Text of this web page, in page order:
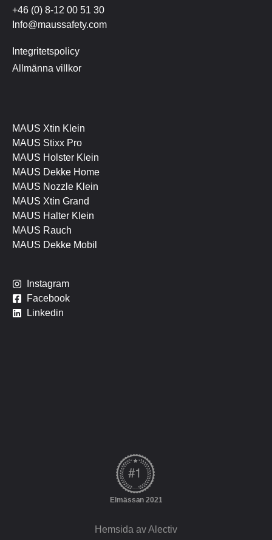
+46 (0) 8-12 00 51 30
Info@maussafety.com
Integritetspolicy
Allmänna villkor
MAUS Xtin Klein
MAUS Stixx Pro
MAUS Holster Klein
MAUS Dekke Home
MAUS Nozzle Klein
MAUS Xtin Grand
MAUS Halter Klein
MAUS Rauch
MAUS Dekke Mobil
nstagram
Facebook
Linkedin
Hemsida av Alectiv